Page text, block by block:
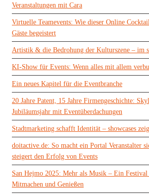
Veranstaltungen mit Cara
Virtuelle Teamevents: Wie dieser Online
Gäste begeistert
Artistik & die Bedrohung der Kulturszene – im
KI-Show für Events: Wenn alles mit allem
Ein neues Kapitel für die Eventbranche
20 Jahre Patent, 15 Jahre Firmengeschichte:
Jubiläumsjahr mit Eventüberdachungen
Stadtmarketing schafft Identität – showcases
doitactive.de: So macht ein Portal Veranstalter
steigert den Erfolg von Events
San Hejmo 2025: Mehr als Musik – Ein Festival
Mitmachen und Genießen